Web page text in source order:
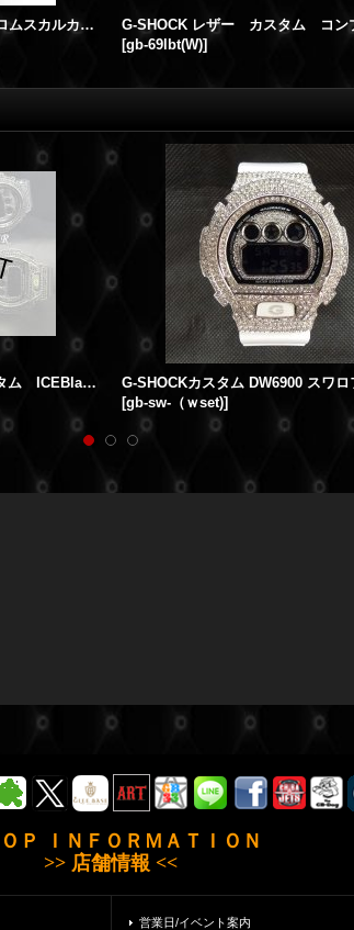
Gショックカスタム DW6900 クロムスカルカスタム フルカスタム
[gb-69lbt(W)]
g-shock スワロフスキー カスタム ICEBlack G-SHOCKカスタム dw6900 series
[gb-sw-（ｗset)]
Ｐ ＩＮＦＯＲＭＡＴＩＯＮ
>> 店舗情報 <<
営業日/イベント案内